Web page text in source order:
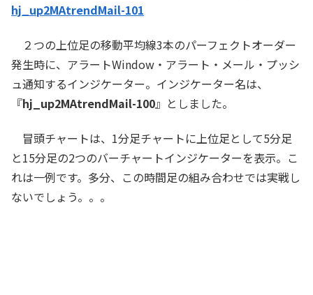
hj_up2MAtrendMail-101
２つの上位足の移動平均線3本のパーフェクトオーダー
発生時に、アラートWindow・アラート・メール・プッシ
ュ通知するインジケーター。インジケーター名は、
『hj_up2MAtrendMail-100』としました。
冒頭チャートは、1分足チャートに上位足として5分足
と15分足の2つのバーチャートインジケーターを表示。こ
れは一例です。多分、この時間足の組み合わせでは実戦し
ないでしょう。。。